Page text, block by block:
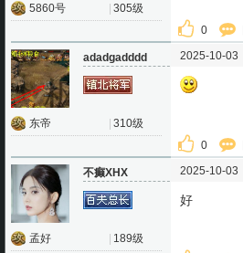
5860号 305级
0
adadgadddd
东帝 310级
2025-10-03
0
不癫XHX
孟好 189级
2025-10-03
好